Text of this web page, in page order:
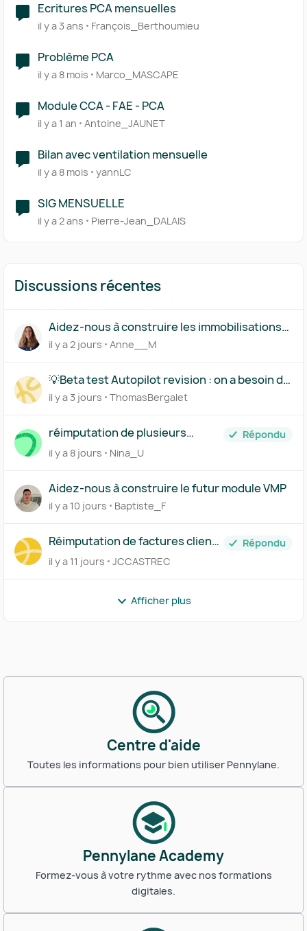
Ecritures PCA mensuelles
il y a 3 ans François_Berthoumieu
Problème PCA
il y a 8 mois Marco_MASCAPE
Module CCA - FAE - PCA
il y a 1 an Antoine_JAUNET
Bilan avec ventilation mensuelle
il y a 8 mois yannLC
SIG MENSUELLE
il y a 2 ans Pierre-Jean_DALAIS
Discussions récentes
Aidez-nous à construire les immobilisations
par composants
il y a 2 jours Anne__M
💡Beta test Autopilot revision : on a besoin de
vous !
il y a 3 jours ThomasBergalet
réimputation de plusieurs
achats en CC d'associé
Répondu
il y a 8 jours
Nina_U
Aidez-nous à construire le futur module VMP
il y a 10 jours Baptiste_F
Réimputation de factures clients
générée sur Pennylane
interdite!
Répondu
il y a 11 jours
JCCASTREC
Afficher plus
Centre d'aide
Toutes les informations pour bien utiliser Pennylane.
Pennylane Academy
Formez-vous à votre rythme avec nos formations
digitales.